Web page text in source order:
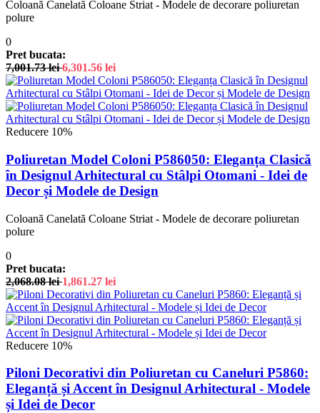
Coloană Canelată Coloane Striat - Modele de decorare poliuretan
polure
0
Pret bucata:
7,001.73lei 6,301.56 lei
Reducere 10%
Poliuretan Model Coloni P586050: Eleganța Clasică
în Designul Arhitectural cu Stâlpi Otomani - Idei de
Decor și Modele de Design
Coloană Canelată Coloane Striat - Modele de decorare poliuretan
polure
0
Pret bucata:
2,068.08lei 1,861.27 lei
Reducere 10%
Piloni Decorativi din Poliuretan cu Caneluri P5860:
Eleganță și Accent în Designul Arhitectural - Modele
și Idei de Decor